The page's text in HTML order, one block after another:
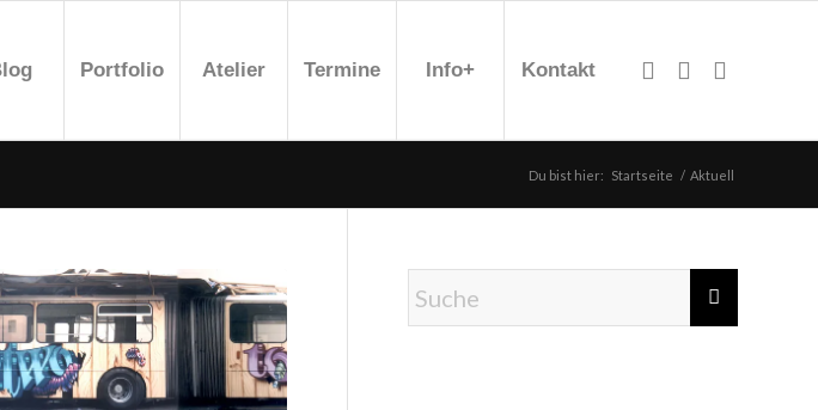
Portfolio Atelier Termine Info+ Kontakt
Du bist hier: Startseite / Aktuell